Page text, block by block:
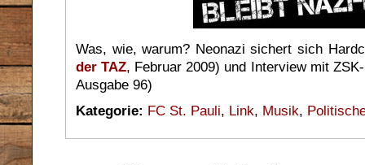
Was, wie, warum? Neonazi sichert sich
der TAZ, Februar 2009) und Interview mit
Ausgabe 96)
Kategorie: FC St. Pauli, Link, Musik,